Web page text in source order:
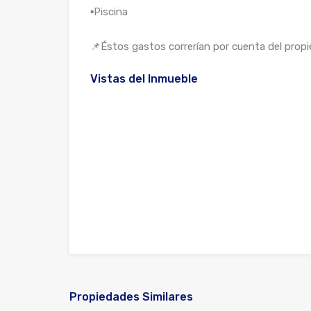
▪️Piscina
📌Éstos gastos correrían por cuenta del
Vistas del Inmueble
Propiedades Similares